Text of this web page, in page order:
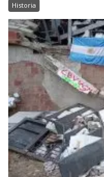
Historia